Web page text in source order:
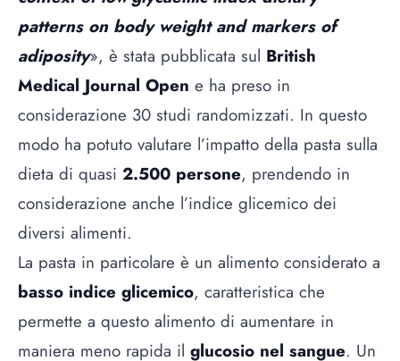
patterns on body weight and markers of
adiposity», è stata pubblicata sul British
Medical Journal Open e ha preso in
considerazione 30 studi randomizzati. In questo
modo ha potuto valutare l’impatto della pasta sulla
dieta di quasi 2.500 persone, prendendo in
considerazione anche l’indice glicemico dei
diversi alimenti.
La pasta in particolare è un alimento considerato a
basso indice glicemico, caratteristica che
permette a questo alimento di aumentare in
maniera meno rapida il glucosio nel sangue. Un